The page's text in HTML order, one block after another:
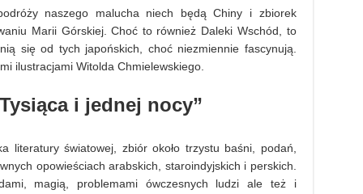
naszego malucha niech będą Chiny i zbiorek
Marii Górskiej. Choć to również Daleki Wschód, to
się od tych japońskich, choć niezmiennie fascynują.
ilustracjami Witolda Chmielewskiego.
i jednej nocy”
literatury światowej, zbiór około trzystu baśni, podań,
opowieściach arabskich, staroindyjskich i perskich.
magią, problemami ówczesnych ludzi ale też i